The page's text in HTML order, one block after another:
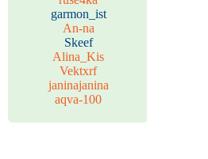
garmon_ist
An-na
Skeef
Alina_Kis
Vektxrf
janinajanina
aqva-100